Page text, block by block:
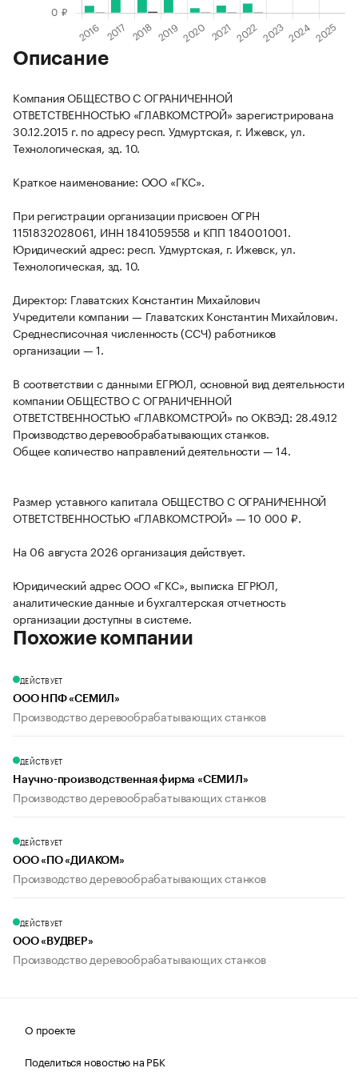
Описание
Компания ОБЩЕСТВО С ОГРАНИЧЕННОЙ
ОТВЕТСТВЕННОСТЬЮ «ГЛАВКОМСТРОЙ» зарегистрирована
30.12.2015 г. по адресу респ. Удмуртская, г. Ижевск, ул.
Технологическая, зд. 10.
Краткое наименование: ООО «ГКС».
При регистрации организации присвоен ОГРН
1151832028061, ИНН 1841059558 и КПП 184001001.
Юридический адрес: респ. Удмуртская, г. Ижевск, ул.
Технологическая, зд. 10.
Директор: Главатских Константин Михайлович
Учредители компании — Главатских Константин Михайлович.
Среднесписочная численность (ССЧ) работников
организации — 1.
В соответствии с данными ЕГРЮЛ, основной вид деятельности
компании ОБЩЕСТВО С ОГРАНИЧЕННОЙ
ОТВЕТСТВЕННОСТЬЮ «ГЛАВКОМСТРОЙ» по ОКВЭД: 28.49.12
Производство деревообрабатывающих станков.
Общее количество направлений деятельности — 14.
Размер уставного капитала ОБЩЕСТВО С ОГРАНИЧЕННОЙ
ОТВЕТСТВЕННОСТЬЮ «ГЛАВКОМСТРОЙ» — 10 000 ₽.
На 06 августа 2026 организация действует.
Юридический адрес ООО «ГКС», выписка ЕГРЮЛ,
аналитические данные и бухгалтерская отчетность
организации доступны в системе.
Похожие компании
ДЕЙСТВУЕТ
ООО НПФ «СЕМИЛ»
Производство деревообрабатывающих станков
ДЕЙСТВУЕТ
Научно-производственная фирма «СЕМИЛ»
Производство деревообрабатывающих станков
ДЕЙСТВУЕТ
ООО «ПО «ДИАКОМ»
Производство деревообрабатывающих станков
ДЕЙСТВУЕТ
ООО «ВУДВЕР»
Производство деревообрабатывающих станков
О проекте
Поделиться новостью на РБК